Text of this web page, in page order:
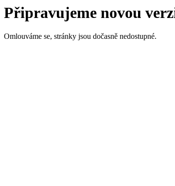
Připravujeme novou
Omlouváme se, stránky jsou dočasně nedostupné.